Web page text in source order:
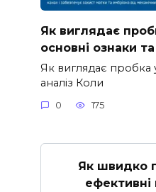
Як виглядає
основні ознаки
Як виглядає пробка
аналіз Коли
0 175
Як швидко